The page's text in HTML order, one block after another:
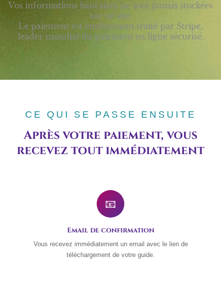
Vos informations bancaires ne sont jamais stockées
sur ce site.
Le paiement est entièrement traité par Stripe,
leader mondial du paiement en ligne sécurisé.
CE QUI SE PASSE ENSUITE
Après votre paiement, vous
recevez tout immédiatement
📧
Email de confirmation
Vous recevez immédiatement un email avec le lien de
téléchargement de votre guide.